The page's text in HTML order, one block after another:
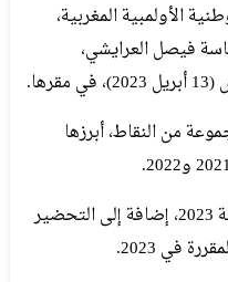
الأولمبية المغربية،
فيصل العرايشي،
من النقاط، أبرزها
كما التداول في مشروع ميزانية سنة 2023، إضافة إلى التحضير
في 2023.